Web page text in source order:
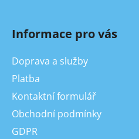
Informace pro vás
Doprava a služby
Platba
Kontaktní formulář
Obchodní podmínky
GDPR